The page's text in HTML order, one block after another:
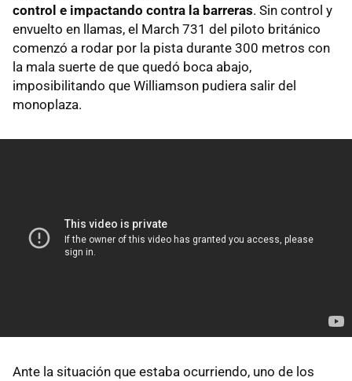
control e impactando contra la barreras. Sin control y
envuelto en llamas, el March 731 del piloto británico
comenzó a rodar por la pista durante 300 metros con
la mala suerte de que quedó boca abajo,
imposibilitando que Williamson pudiera salir del
monoplaza.
Ante la situación que estaba ocurriendo, uno de los